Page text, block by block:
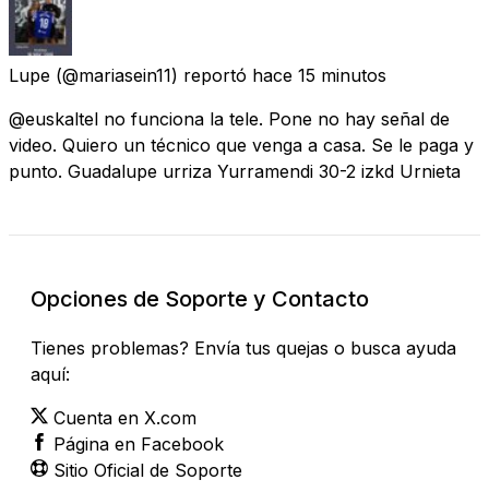
Lupe (@mariasein11) reportó hace 15 minutos
@euskaltel no funciona la tele. Pone no hay señal de
video. Quiero un técnico que venga a casa. Se le paga y
punto. Guadalupe urriza Yurramendi 30-2 izkd Urnieta
Opciones de Soporte y Contacto
Tienes problemas? Envía tus quejas o busca ayuda
aquí:
Cuenta en X.com
Página en Facebook
Sitio Oficial de Soporte